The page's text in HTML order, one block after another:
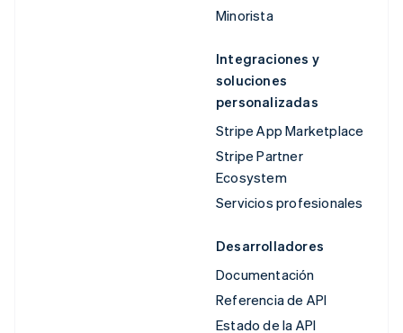
Minorista
Integraciones y
soluciones
personalizadas
Stripe App Marketplace
Stripe Partner
Ecosystem
Servicios profesionales
Desarrolladores
Documentación
Referencia de API
Estado de la API